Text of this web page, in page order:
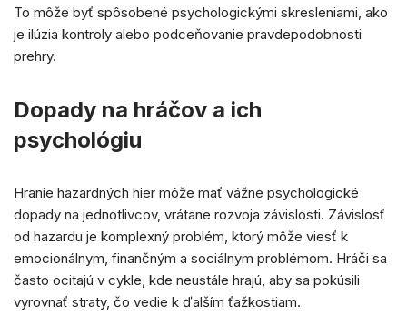
To môže byť spôsobené psychologickými skresleniami, ako
je ilúzia kontroly alebo podceňovanie pravdepodobnosti
prehry.
Dopady na hráčov a ich
psychológiu
Hranie hazardných hier môže mať vážne psychologické
dopady na jednotlivcov, vrátane rozvoja závislosti. Závislosť
od hazardu je komplexný problém, ktorý môže viesť k
emocionálnym, finančným a sociálnym problémom. Hráči sa
často ocitajú v cykle, kde neustále hrajú, aby sa pokúsili
vyrovnať straty, čo vedie k ďalším ťažkostiam.